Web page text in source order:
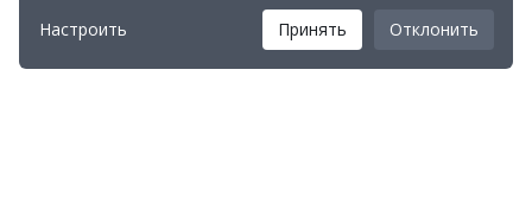
Настроить
Принять Отклонить